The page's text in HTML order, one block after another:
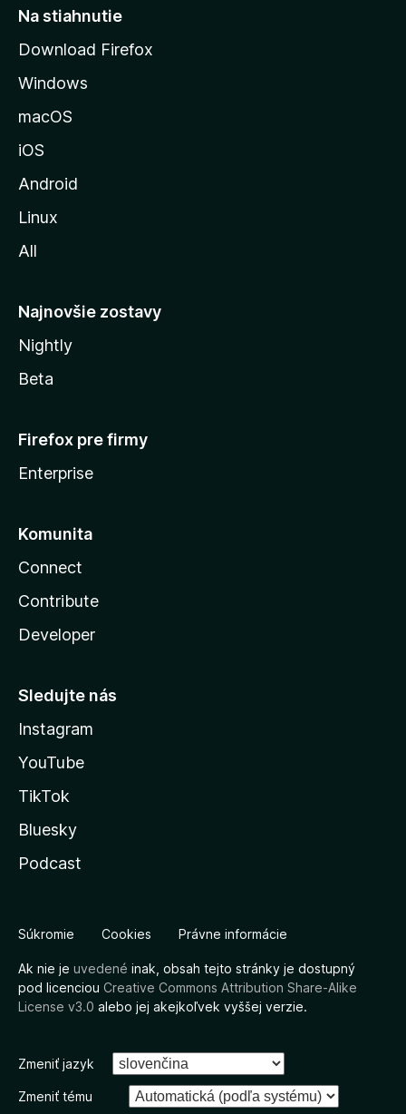
r
n
k
o
z
l
Na stiahnutie
Download Firefox
Windows
macOS
iOS
Android
Linux
All
Najnovšie zostavy
Nightly
Beta
Firefox pre firmy
Enterprise
Komunita
Connect
Contribute
Developer
Sledujte nás
Instagram
YouTube
TikTok
Bluesky
Podcast
Súkromie Cookies Právne informácie
Ak nie je uvedené inak, obsah tejto stránky je dostupný
pod licenciou Creative Commons Attribution Share-Alike
License v3.0 alebo jej akejkoľvek vyššej verzie.
Zmeniť jazyk
Zmeniť tému